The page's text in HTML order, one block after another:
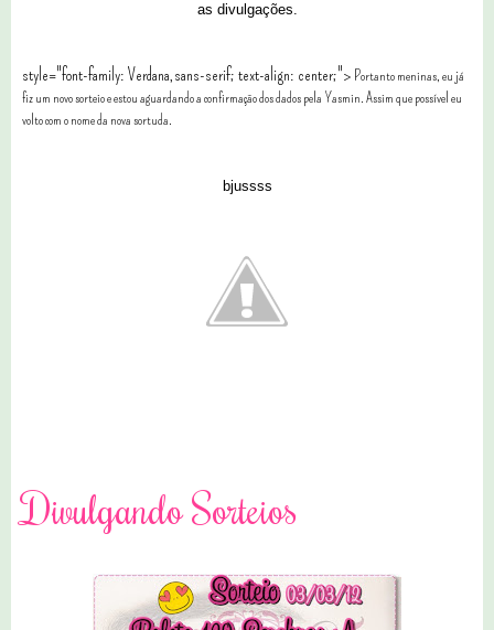
as divulgações.
style="font-family: Verdana,sans-serif; text-align: center;"> Portanto meninas, eu já
fiz um novo sorteio e estou aguardando a confirmação dos dados pela Yasmin. Assim que possível eu
volto com o nome da nova sortuda.
bjussss
Divulgando Sorteios